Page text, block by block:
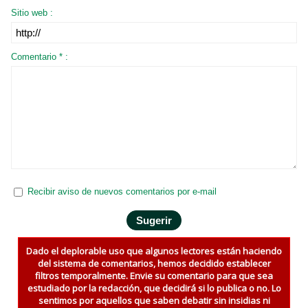
Sitio web :
Comentario * :
Recibir aviso de nuevos comentarios por e-mail
Dado el deplorable uso que algunos lectores están haciendo
del sistema de comentarios, hemos decidido establecer
filtros temporalmente. Envie su comentario para que sea
estudiado por la redacción, que decidirá si lo publica o no. Lo
sentimos por aquellos que saben debatir sin insidias ni